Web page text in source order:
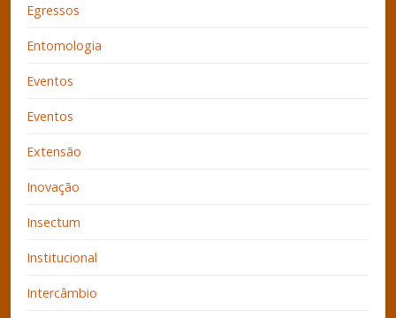
Egressos
Entomologia
Eventos
Eventos
Extensão
Inovação
Insectum
Institucional
Intercâmbio